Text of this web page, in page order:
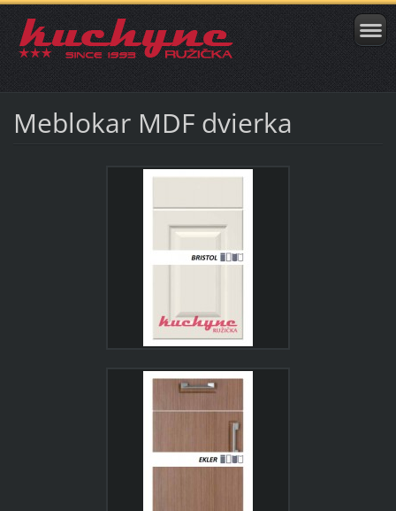
Meblokar MDF dvierka